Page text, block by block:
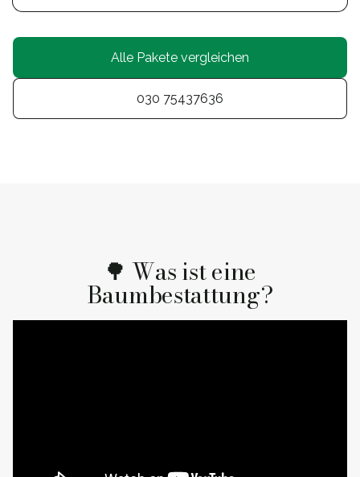
Alle Pakete vergleichen
030 75437636
🌳 Was ist eine
Baumbestattung?